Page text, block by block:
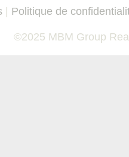
| Politique de
©2025 MBM Group